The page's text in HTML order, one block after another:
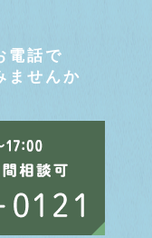
電話で
ませんか